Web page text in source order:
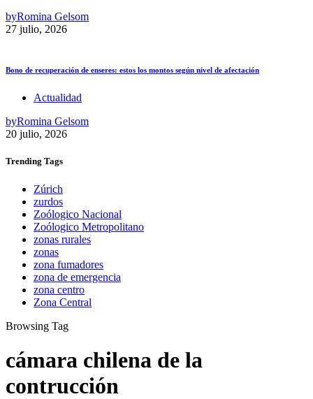
byRomina Gelsom
27 julio, 2026
Bono de recuperación de enseres: estos los montos según nivel de afectación
Actualidad
byRomina Gelsom
20 julio, 2026
Trending Tags
Zúrich
zurdos
Zoólogico Nacional
Zoólogico Metropolitano
zonas rurales
zonas
zona fumadores
zona de emergencia
zona centro
Zona Central
Browsing Tag
cámara chilena de la
contrucción